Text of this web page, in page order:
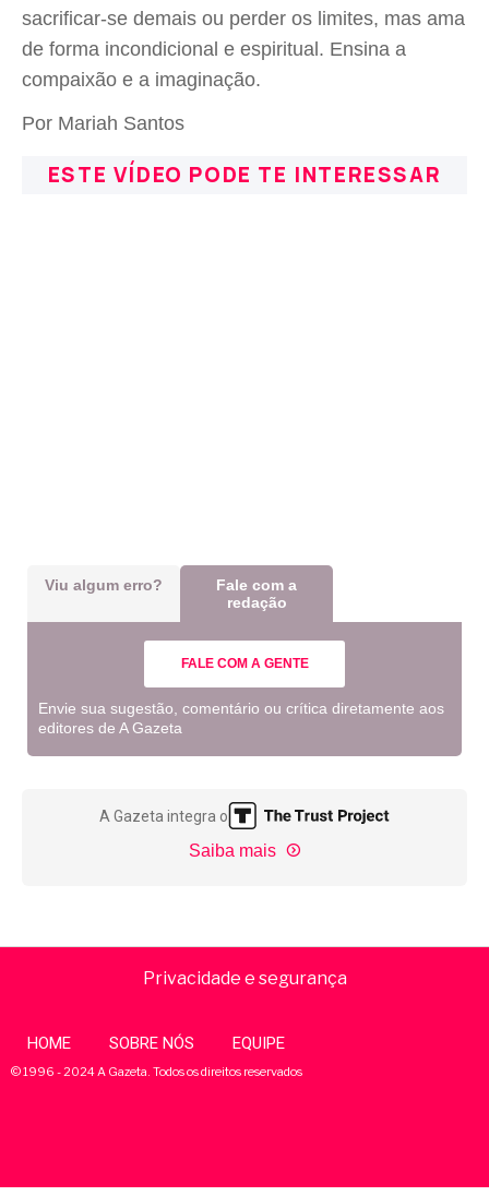
sacrificar-se demais ou perder os limites, mas ama
de forma incondicional e espiritual. Ensina a
compaixão e a imaginação.
Por Mariah Santos
ESTE VÍDEO PODE TE INTERESSAR
Viu algum erro?
Fale com a
redação
FALE COM A GENTE
Envie sua sugestão, comentário ou crítica diretamente aos
editores de A Gazeta
A Gazeta integra o
Saiba mais
Privacidade e segurança
HOME SOBRE NÓS EQUIPE
© 1996 - 2024 A Gazeta. Todos os direitos reservados